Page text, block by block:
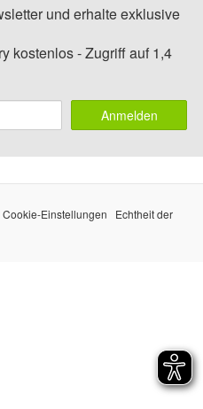
und erhalte exklusive
kostenlos - Zugriff auf 1,4
Anmelden
Cookie-Einstellungen
Echtheit der